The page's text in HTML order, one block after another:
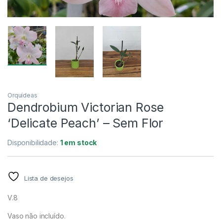
Orquídeas
Dendrobium Victorian Rose
‘Delicate Peach’ – Sem Flor
Disponibilidade: 1 em stock
Lista de desejos
V.8
Vaso não incluído.